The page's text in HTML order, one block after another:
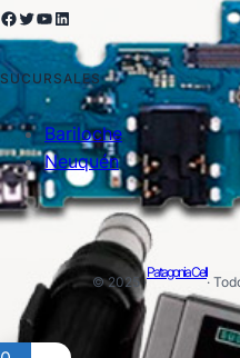
Facebook Twitter YouTube LinkedIn
SUCURSALES
Bariloche
Neuquén
© 2025 ·
Patagonia Cell
·